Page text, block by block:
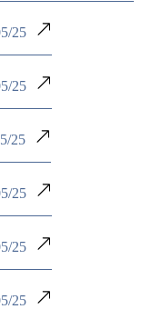
25
25
25
25
25
25